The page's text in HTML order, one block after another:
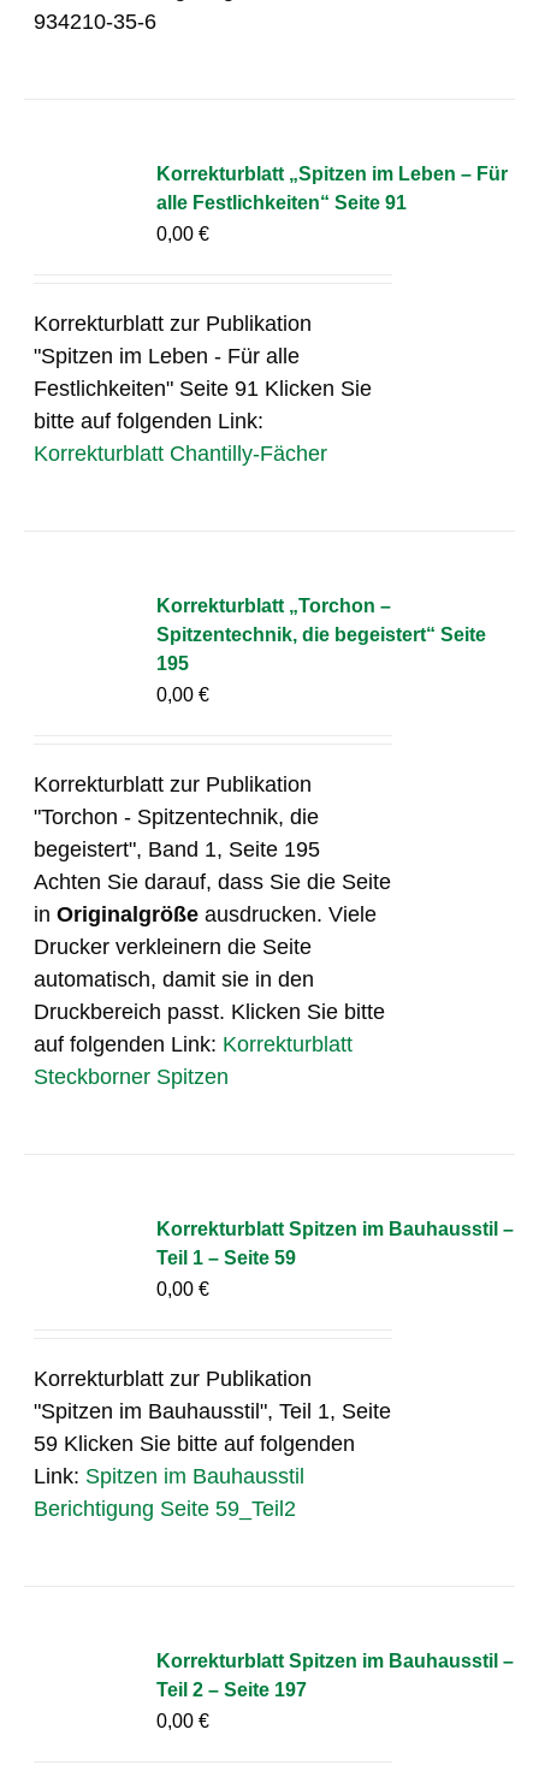
934210-35-6
Korrekturblatt „Spitzen im Leben – Für
alle Festlichkeiten“ Seite 91
0,00€
Korrekturblatt zur Publikation
"Spitzen im Leben - Für alle
Festlichkeiten" Seite 91 Klicken Sie
bitte auf folgenden Link:
Korrekturblatt Chantilly-Fächer
Korrekturblatt „Torchon –
Spitzentechnik, die begeistert“ Seite
195
0,00€
Korrekturblatt zur Publikation
"Torchon - Spitzentechnik, die
begeistert", Band 1, Seite 195
Achten Sie darauf, dass Sie die Seite
inOriginalgröße ausdrucken. Viele
Drucker verkleinern die Seite
automatisch, damit sie in den
Druckbereich passt. Klicken Sie bitte
auf folgenden Link: Korrekturblatt
Steckborner Spitzen
Korrekturblatt Spitzen im Bauhausstil –
Teil 1 – Seite 59
0,00€
Korrekturblatt zur Publikation
"Spitzen im Bauhausstil", Teil 1, Seite
59 Klicken Sie bitte auf folgenden
Link: Spitzen im Bauhausstil
Berichtigung Seite 59_Teil2
Korrekturblatt Spitzen im Bauhausstil –
Teil 2 – Seite 197
0,00€